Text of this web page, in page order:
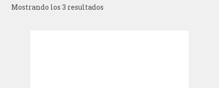
Mostrando los 3 resultados